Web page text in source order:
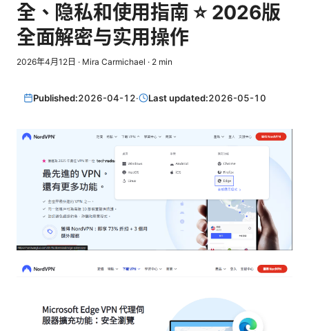
全、隐私和使用指南 ⭐ 2026版
全面解密与实用操作
2026年4月12日 · Mira Carmichael · 2 min
Published:2026-04-12· Last updated:2026-05-10